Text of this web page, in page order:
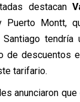
destacan
Puerto Montt,
de descuentos
tarifario.
anunciaron que